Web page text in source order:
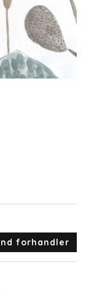
forhandler